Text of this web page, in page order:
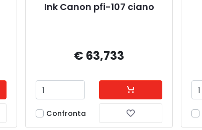
Ink Canon pfi-107 ciano
€ 63,733
Confronta